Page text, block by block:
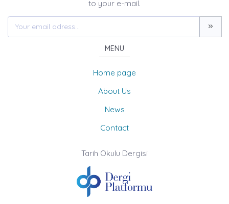
to your e-mail.
MENU
Home page
About Us
News
Contact
Tarih Okulu Dergisi